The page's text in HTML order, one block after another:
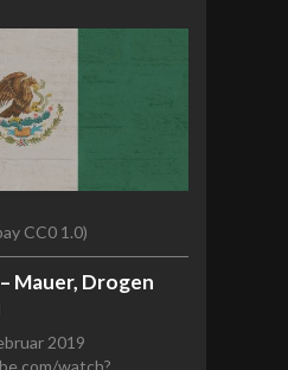
CC0 1.0)
Mauer, Drogen
2019